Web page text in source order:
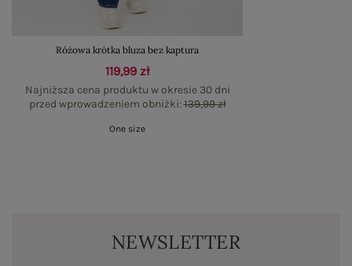
Różowa krótka bluza bez kaptura
119,99 zł
Najniższa cena produktu w okresie 30 dni
przed wprowadzeniem obniżki:139,99 zł
One size
NEWSLETTER